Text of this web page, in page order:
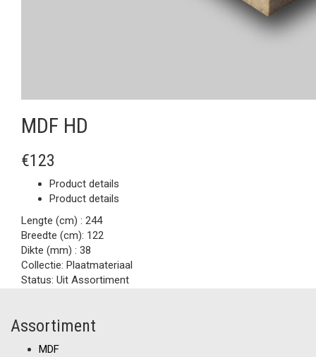
MDF HD
€123
Product details
Product details
Lengte (cm) : 244
Breedte (cm): 122
Dikte (mm) : 38
Collectie: Plaatmateriaal
Status: Uit Assortiment
Assortiment
MDF